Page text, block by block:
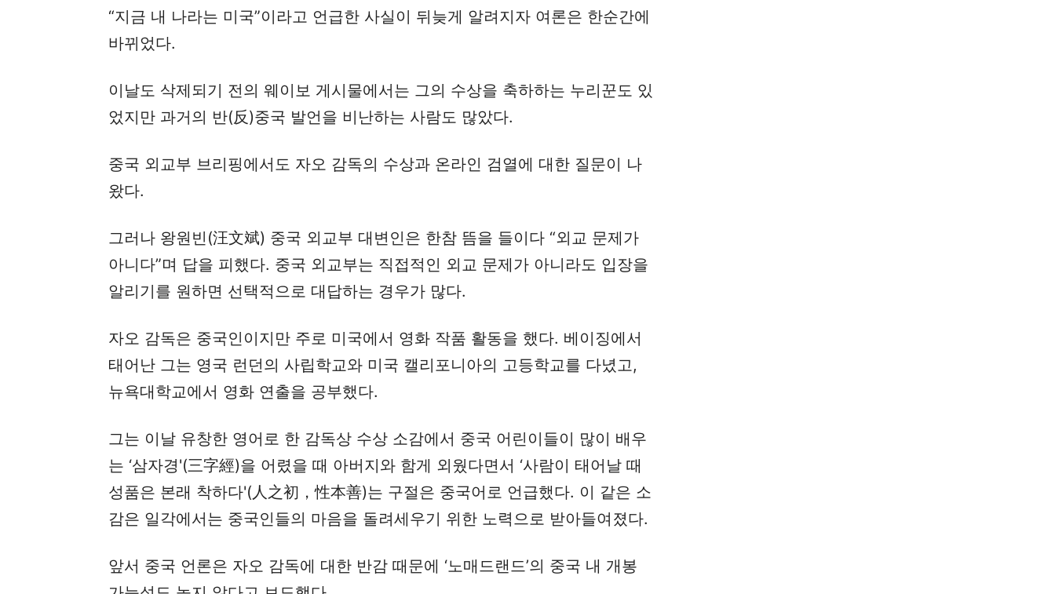
“지금 내 나라는 미국”이라고 언급한 사실이 뒤늦게 알려지자 여론은 한순간에
바뀌었다.
이날도 삭제되기 전의 웨이보 게시물에서는 그의 수상을 축하하는 누리꾼도 있
었지만 과거의 반(反)중국 발언을 비난하는 사람도 많았다.
중국 외교부 브리핑에서도 자오 감독의 수상과 온라인 검열에 대한 질문이 나
왔다.
그러나 왕원빈(汪文斌) 중국 외교부 대변인은 한참 뜸을 들이다 “외교 문제가
아니다”며 답을 피했다. 중국 외교부는 직접적인 외교 문제가 아니라도 입장을
알리기를 원하면 선택적으로 대답하는 경우가 많다.
자오 감독은 중국인이지만 주로 미국에서 영화 작품 활동을 했다. 베이징에서
태어난 그는 영국 런던의 사립학교와 미국 캘리포니아의 고등학교를 다녔고,
뉴욕대학교에서 영화 연출을 공부했다.
그는 이날 유창한 영어로 한 감독상 수상 소감에서 중국 어린이들이 많이 배우
는 ‘삼자경'(三字經)을 어렸을 때 아버지와 함게 외웠다면서 ‘사람이 태어날 때
성품은 본래 착하다'(人之初，性本善)는 구절은 중국어로 언급했다. 이 같은 소
감은 일각에서는 중국인들의 마음을 돌려세우기 위한 노력으로 받아들여졌다.
앞서 중국 언론은 자오 감독에 대한 반감 때문에 ‘노매드랜드’의 중국 내 개봉